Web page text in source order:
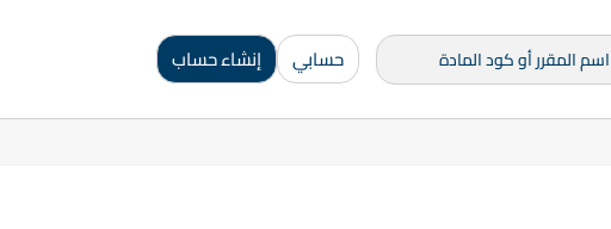
حسابي إنشاء حساب